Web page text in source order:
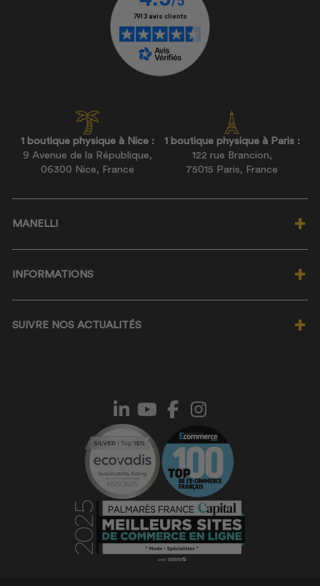
1 boutique physique à Nice :
9 Avenue de la République,
06300 Nice, France
1 boutique physique à Paris :
122 rue Brancion,
75015 Paris, France
MANELLI
Nos labels éco-responsables
Nos valeurs
Devenir partenaire Manelli
Ils nous font confiance
Code promo Manelli
Le blog
Vêtements personnalisés
Contacter le SAV
Avis clients Manelli
INFORMATIONS
Procédure de retour
Conditions Générales de Vente
Politique de confidentialité
Mentions légales
Choisir sa taille de vêtements
Normes chaussures de sécurité
Mandats administratifs
Nos guides d'achat
SUIVRE NOS ACTUALITÉS